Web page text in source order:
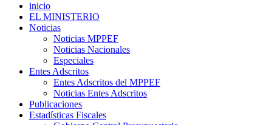
inicio
EL MINISTERIO
Noticias
Noticias MPPEF
Noticias Nacionales
Especiales
Entes Adscritos
Entes Adscritos del MPPEF
Noticias Entes Adscritos
Publicaciones
Estadísticas Fiscales